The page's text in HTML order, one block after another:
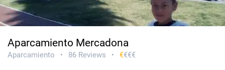
Aparcamiento Mercadona
Aparcamiento • 86 Reviews • €€€€